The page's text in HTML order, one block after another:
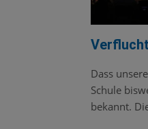
Dass
Schule
bekannt.